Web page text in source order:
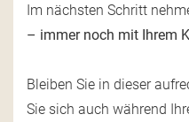
Im nächsten Schritt
– immer noch mit Ihrem
Bleiben Sie in dieser
Sie sich auch während